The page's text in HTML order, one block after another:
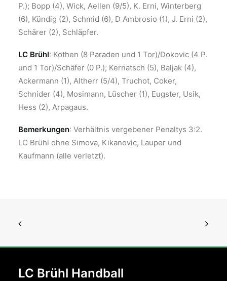
P.); Bopp (4), Wick, Aellen (9/5), K. Erni, Winterberg
(6), Kündig (2), Schmid (6), D Ambrosio (1), J. Erni (2),
Schärer (2), Schläpfer.
LC Brühl: Kothen (8 Paraden und 1 Tor)/Dokovic (4 P.
und 1 Tor)/Schäfer (0 P.); Kernatsch (5), Baljak (4),
Ackermann (1), Altherr (5/4), Truchot, Coker,
Schnider (4), Mosimann, Lüscher (1), Eugster, Usik,
Hess (2), Arpagaus.
Bemerkungen: Verhältnis vergebener Penaltys 3:2.
LC Brühl ohne Simova, Kikanovic, Lauper und
Kaufmann (alle verletzt).
LC Brühl Handball